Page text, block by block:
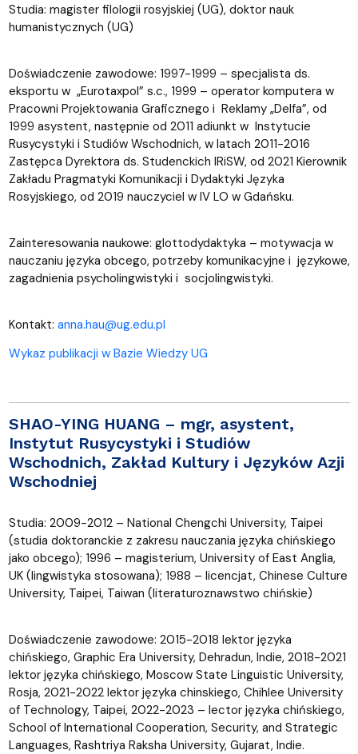
Studia: magister filologii rosyjskiej (UG), doktor nauk
humanistycznych (UG)
Doświadczenie zawodowe: 1997-1999 – specjalista ds.
eksportu w „Eurotaxpol” s.c., 1999 – operator komputera w
Pracowni Projektowania Graficznego i Reklamy „Delfa”, od
1999 asystent, następnie od 2011 adiunkt w Instytucie
Rusycystyki i Studiów Wschodnich, w latach 2011-2016
Zastępca Dyrektora ds. Studenckich IRiSW, od 2021 Kierownik
Zakładu Pragmatyki Komunikacji i Dydaktyki Języka
Rosyjskiego, od 2019 nauczyciel w IV LO w Gdańsku.
Zainteresowania naukowe: glottodydaktyka – motywacja w
nauczaniu języka obcego, potrzeby komunikacyjne i językowe,
zagadnienia psycholingwistyki i socjolingwistyki.
Kontakt: anna.hau@ug.edu.pl
Wykaz publikacji w Bazie Wiedzy UG
SHAO-YING HUANG – mgr, asystent,
Instytut Rusycystyki i Studiów
Wschodnich, Zakład Kultury i Języków Azji
Wschodniej
Studia: 2009-2012 – National Chengchi University, Taipei
(studia doktoranckie z zakresu nauczania języka chińskiego
jako obcego); 1996 – magisterium, University of East Anglia,
UK (lingwistyka stosowana); 1988 – licencjat, Chinese Culture
University, Taipei, Taiwan (literaturoznawstwo chińskie)
Doświadczenie zawodowe: 2015-2018 lektor języka
chińskiego, Graphic Era University, Dehradun, Indie, 2018-2021
lektor języka chińskiego, Moscow State Linguistic University,
Rosja, 2021-2022 lektor języka chinskiego, Chihlee University
of Technology, Taipei, 2022-2023 – lector języka chińskiego,
School of International Cooperation, Security, and Strategic
Languages, Rashtriya Raksha University, Gujarat, Indie.